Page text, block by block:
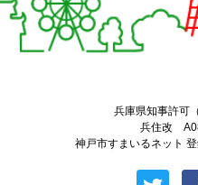
兵庫県知事許可
兵住改
神戸市すまいるネット